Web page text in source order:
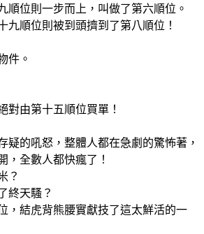
順位則一步而上，叫做了第六順位。
九順位則被到頭擠到了第八順位！
件。
對由第十五順位買單！
疑的吼怒，整體人都在急劇的驚怖著，
，全數人都快瘋了！
？
終天騷？
，結虎背熊腰實獻技了這太鮮活的一